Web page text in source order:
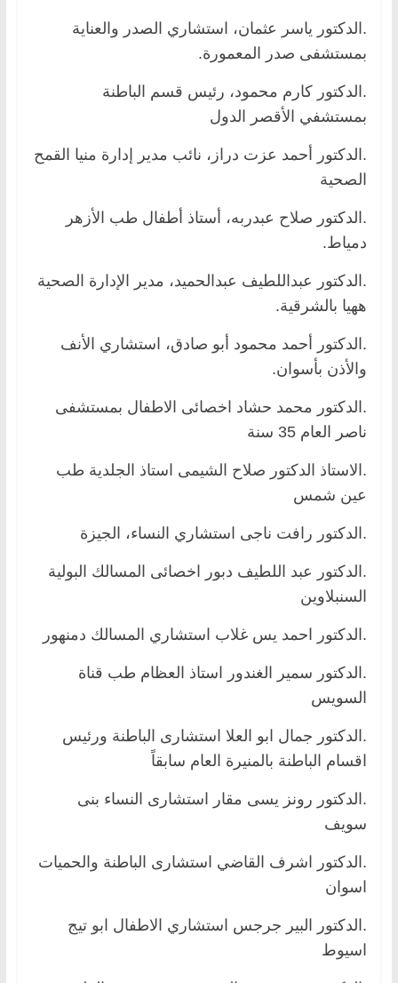
.الدكتور ياسر عثمان، استشاري الصدر والعناية
بمستشفى صدر المعمورة.
.الدكتور كارم محمود، رئيس قسم الباطنة
بمستشفي الأقصر الدول
.الدكتور أحمد عزت دراز، نائب مدير إدارة منيا القمح
الصحية
.الدكتور صلاح عبدربه، أستاذ أطفال طب الأزهر
دمياط.
.الدكتور عبداللطيف عبدالحميد، مدير الإدارة الصحية
ههيا بالشرقية.
.الدكتور أحمد محمود أبو صادق، استشاري الأنف
والأذن بأسوان.
.الدكتور محمد حشاد اخصائى الاطفال بمستشفى
ناصر العام 35 سنة
.الاستاذ الدكتور صلاح الشيمى استاذ الجلدية طب
عين شمس
.الدكتور رافت ناجى استشاري النساء، الجيزة
.الدكتور عبد اللطيف دبور اخصائى المسالك البولية
السنبلاوين
.الدكتور احمد يس غلاب استشاري المسالك دمنهور
.الدكتور سمير الغندور استاذ العظام طب قناة
السويس
.الدكتور جمال ابو العلا استشارى الباطنة ورئيس
اقسام الباطنة بالمنيرة العام سابقاً
.الدكتور رونز يسى مقار استشارى النساء بنى
سويف
.الدكتور اشرف القاضي استشارى الباطنة والحميات
اسوان
.الدكتور البير جرجس استشاري الاطفال ابو تيج
اسيوط